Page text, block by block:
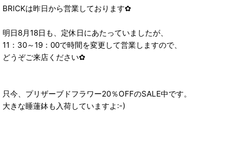
BRICKは昨日から営業しております✿
明日8月18日も、定休日にあたっていましたが、
11：30～19：00で時間を変更して営業しますので、
どうぞご来店ください✿
只今、プリザーブドフラワー20％OFFのSALE中です。
大きな睡蓮鉢も入荷していますよ:-)